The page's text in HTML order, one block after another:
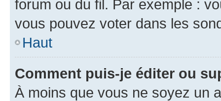
forum ou du fil. Par exemple :
vous pouvez voter dans les
Haut
Comment puis-je éditer ou
À moins que vous ne soyez un